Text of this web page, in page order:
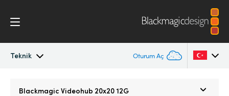
Teknik Oturum Aç
Blackmagic Videohub 20x20 12G